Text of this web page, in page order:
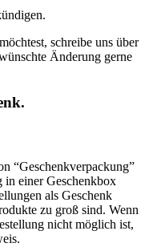
schreibe uns über
Änderung gerne
“Geschenkverpackung”
in einer Geschenkbox
als Geschenk
zu groß sind. Wenn
nicht möglich ist,